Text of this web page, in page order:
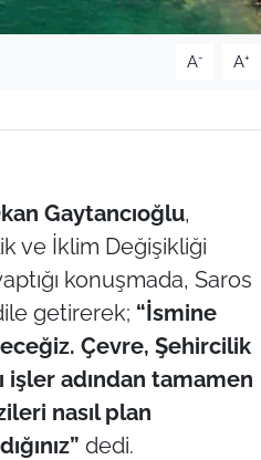
A- A+
Gaytancıoğlu,
ve İklim Değişikliği
konuşmada, Saros
getirerek; “İsmine
Çevre, Şehircilik
işler adından tamamen
nasıl plan
dedi.